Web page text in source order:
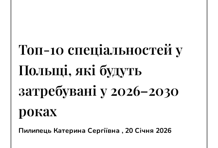
Топ-10 спеціальностей у
Польщі, які будуть
затребувані у 2026–2030
роках
Пилипець Катерина Сергіївна ,20 Січня 2026